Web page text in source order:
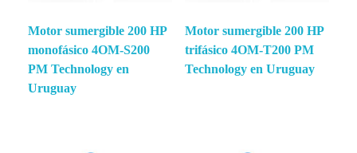
Motor sumergible 200 HP
monofásico 4OM-S200
PM Technology en
Uruguay
Motor sumergible 200 HP
trifásico 4OM-T200 PM
Technology en Uruguay